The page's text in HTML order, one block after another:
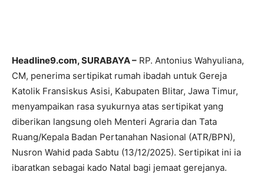
Headline9.com, SURABAYA – RP. Antonius Wahyuliana,
CM, penerima sertipikat rumah ibadah untuk Gereja
Katolik Fransiskus Asisi, Kabupaten Blitar, Jawa Timur,
menyampaikan rasa syukurnya atas sertipikat yang
diberikan langsung oleh Menteri Agraria dan Tata
Ruang/Kepala Badan Pertanahan Nasional (ATR/BPN),
Nusron Wahid pada Sabtu (13/12/2025). Sertipikat ini ia
ibaratkan sebagai kado Natal bagi jemaat gerejanya.